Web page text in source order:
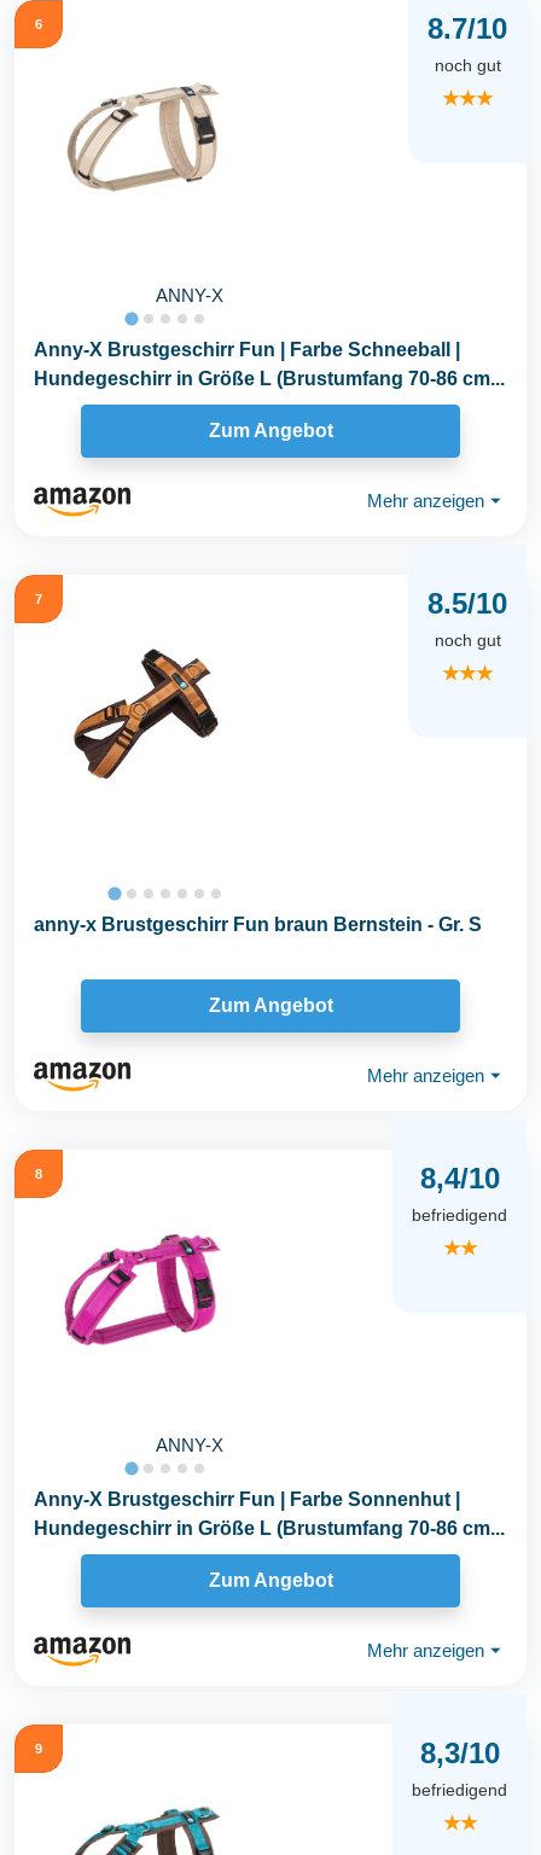
6
ANNY-X
8.7/10
noch gut
★★★
Anny-X Brustgeschirr Fun | Farbe Schneeball |
Hundegeschirr in Größe L (Brustumfang 70-86 cm...
Zum Angebot
Mehr anzeigen ⏷
7 8.5/10
noch gut
★★★
anny-x Brustgeschirr Fun braun Bernstein - Gr. S
Zum Angebot
Mehr anzeigen ⏷
8
ANNY-X
8,4/10
befriedigend
★★
Anny-X Brustgeschirr Fun | Farbe Sonnenhut |
Hundegeschirr in Größe L (Brustumfang 70-86 cm...
Zum Angebot
Mehr anzeigen ⏷
9 8,3/10
befriedigend
★★